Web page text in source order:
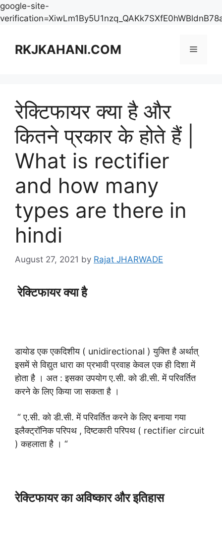
google-site-
contentRKJKAHANI.COM Menu
रेक्टिफायर क्या है और
कितने प्रकार के होते हैं |
What is rectifier
and how many
types are there in
hindi
August 27, 2021 by Rajat JHARWADE
रेक्टिफायर क्या है
डायोड एक एकदिशीय ( unidirectional ) युक्ति है अर्थात्
इसमें से विद्युत धारा का प्रभावी प्रवाह केवल एक ही दिशा में
होता है । अत : इसका उपयोग ए.सी. को डी.सी. में परिवर्तित
करने के लिए किया जा सकता है ।
“ ए.सी. को डी.सी. में परिवर्तित करने के लिए बनाया गया
इलैक्ट्रॉनिक परिपथ , दिष्टकारी परिपथ ( rectifier circuit
) कहलाता है । “
रेक्टिफायर का अविष्कार और इतिहास